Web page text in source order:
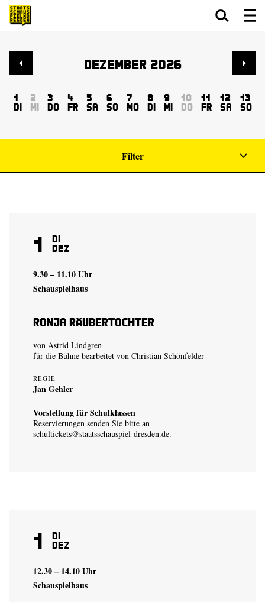
Dezember 2026
1
Di
2
Mi
3
Do
4
Fr
5
Sa
6
So
7
Mo
8
Di
9
Mi
10
Do
11
Fr
12
Sa
13
So
Filter
1 Di
Dez
9.30 – 11.10 Uhr
Schauspielhaus
Ronja Räubertochter
von Astrid Lindgren
für die Bühne bearbeitet von Christian Schönfelder
REGIE
Jan Gehler
Vorstellung für Schulklassen
Reservierungen senden Sie bitte an
schultickets@staatsschauspiel-dresden.de.
1 Di
Dez
12.30 – 14.10 Uhr
Schauspielhaus